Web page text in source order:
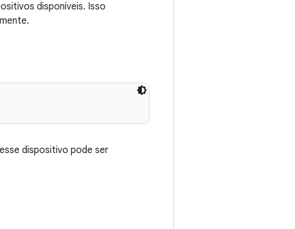
disponíveis. Isso
dispositivo pode ser